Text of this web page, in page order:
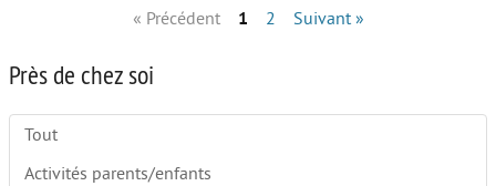
« Précédent 1 2 Suivant »
Près de chez soi
Tout
Activités parents/enfants